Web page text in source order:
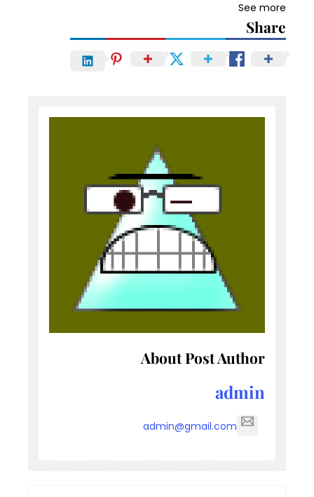
See more
Share
About Post Author
admin
admin@gmail.com